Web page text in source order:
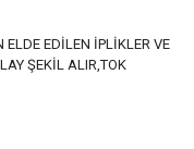
EDİLEN İPLİKLER VE
ŞEKİL ALIR,TOK